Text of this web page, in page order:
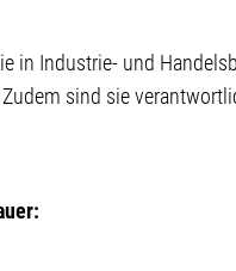
Industrie- und
sind sie